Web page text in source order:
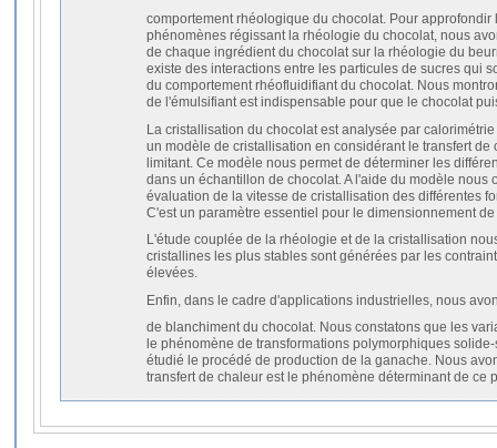
comportement rhéologique du chocolat. Pour approfondir
phénomènes régissant la rhéologie du chocolat, nous
de chaque ingrédient du chocolat sur la rhéologie du
existe des interactions entre les particules de sucres qui
du comportement rhéofluidifiant du chocolat. Nous
de l'émulsifiant est indispensable pour que le chocolat
La cristallisation du chocolat est analysée par
un modèle de cristallisation en considérant le transfert de
limitant. Ce modèle nous permet de déterminer les
dans un échantillon de chocolat. A l'aide du modèle nous
évaluation de la vitesse de cristallisation des différentes
C'est un paramètre essentiel pour le dimensionnement
L'étude couplée de la rhéologie et de la cristallisation
cristallines les plus stables sont générées par les
élevées.
Enfin, dans le cadre d'applications industrielles, nous
de blanchiment du chocolat. Nous constatons que les
le phénomène de transformations polymorphiques
étudié le procédé de production de la ganache. Nous
transfert de chaleur est le phénomène déterminant de ce